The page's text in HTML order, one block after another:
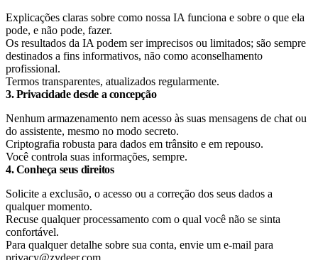
Explicações claras sobre como nossa IA funciona e sobre o que ela
pode, e não pode, fazer.
Os resultados da IA podem ser imprecisos ou limitados; são sempre
destinados a fins informativos, não como aconselhamento
profissional.
Termos transparentes, atualizados regularmente.
3. Privacidade desde a concepção
Nenhum armazenamento nem acesso às suas mensagens de chat ou
do assistente, mesmo no modo secreto.
Criptografia robusta para dados em trânsito e em repouso.
Você controla suas informações, sempre.
4. Conheça seus direitos
Solicite a exclusão, o acesso ou a correção dos seus dados a
qualquer momento.
Recuse qualquer processamento com o qual você não se sinta
confortável.
Para qualquer detalhe sobre sua conta, envie um e-mail para
privacy@zydeer.com